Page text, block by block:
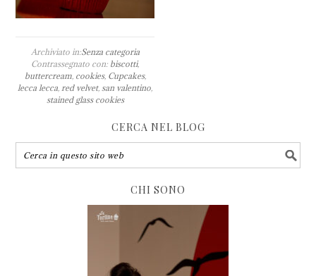
Archiviato in:Senza categoria
Contrassegnato con: biscotti,
buttercream, cookies, Cupcakes,
lecca lecca,red velvet,san valentino,
stained glass cookies
CERCA NEL BLOG
CHI SONO